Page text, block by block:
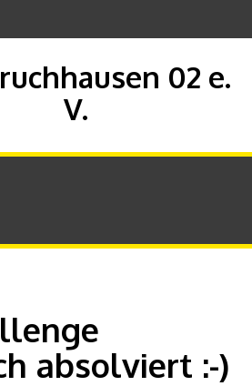
02 e.
V.
absolviert :-)